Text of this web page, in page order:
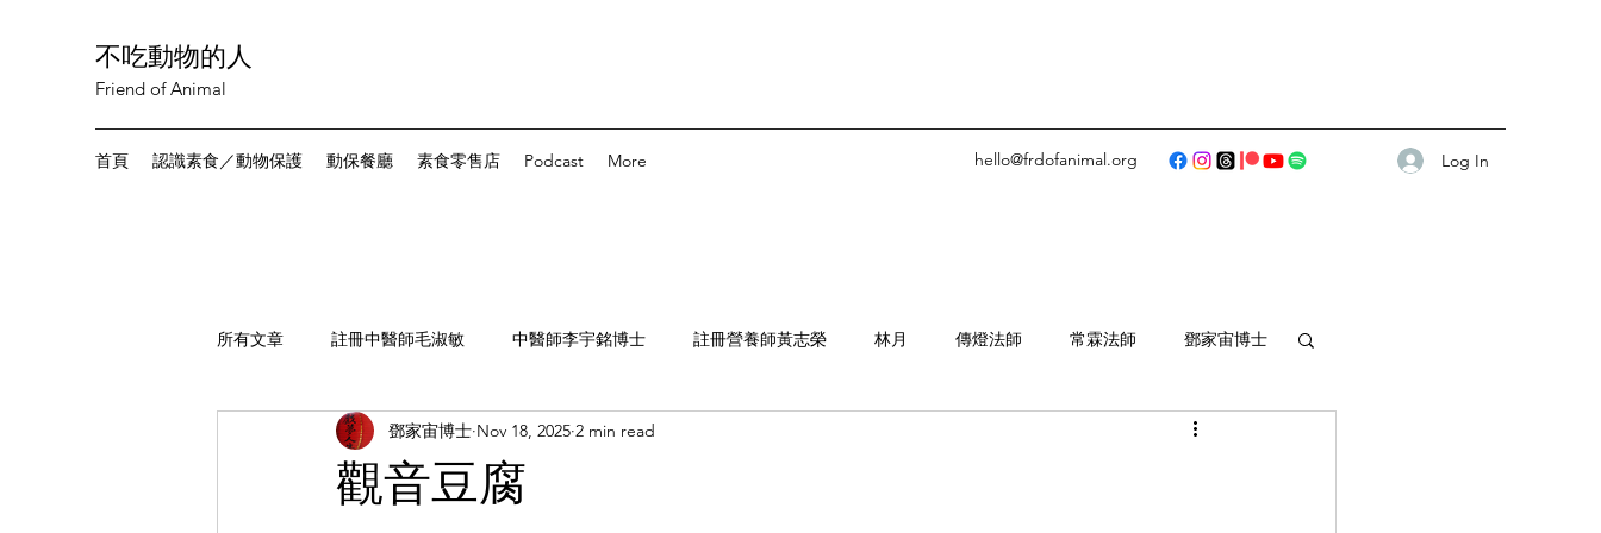
不吃動物的人
Friend of Animal
首頁 認識素食／動物保護 動保餐廳 素食零售店 Podcast More hello@frdofanimal.org Log In
所有文章 註冊中醫師毛淑敏 中醫師李宇銘博士 註冊營養師黃志榮 林月 傳燈法師 常霖法師 鄧家宙博士
素食新聞 尋找他鄉的素食 暢懷法師
觀音豆腐
鄧家宙博士 Nov 18, 2025 2 min read